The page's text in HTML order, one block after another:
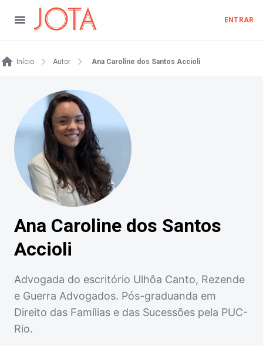
ENTRAR
Início Autor Ana Caroline dos Santos Accioli
Ana Caroline dos Santos
Accioli
Advogada do escritório Ulhôa Canto, Rezende
e Guerra Advogados. Pós-graduanda em
Direito das Famílias e das Sucessões pela PUC-
Rio.